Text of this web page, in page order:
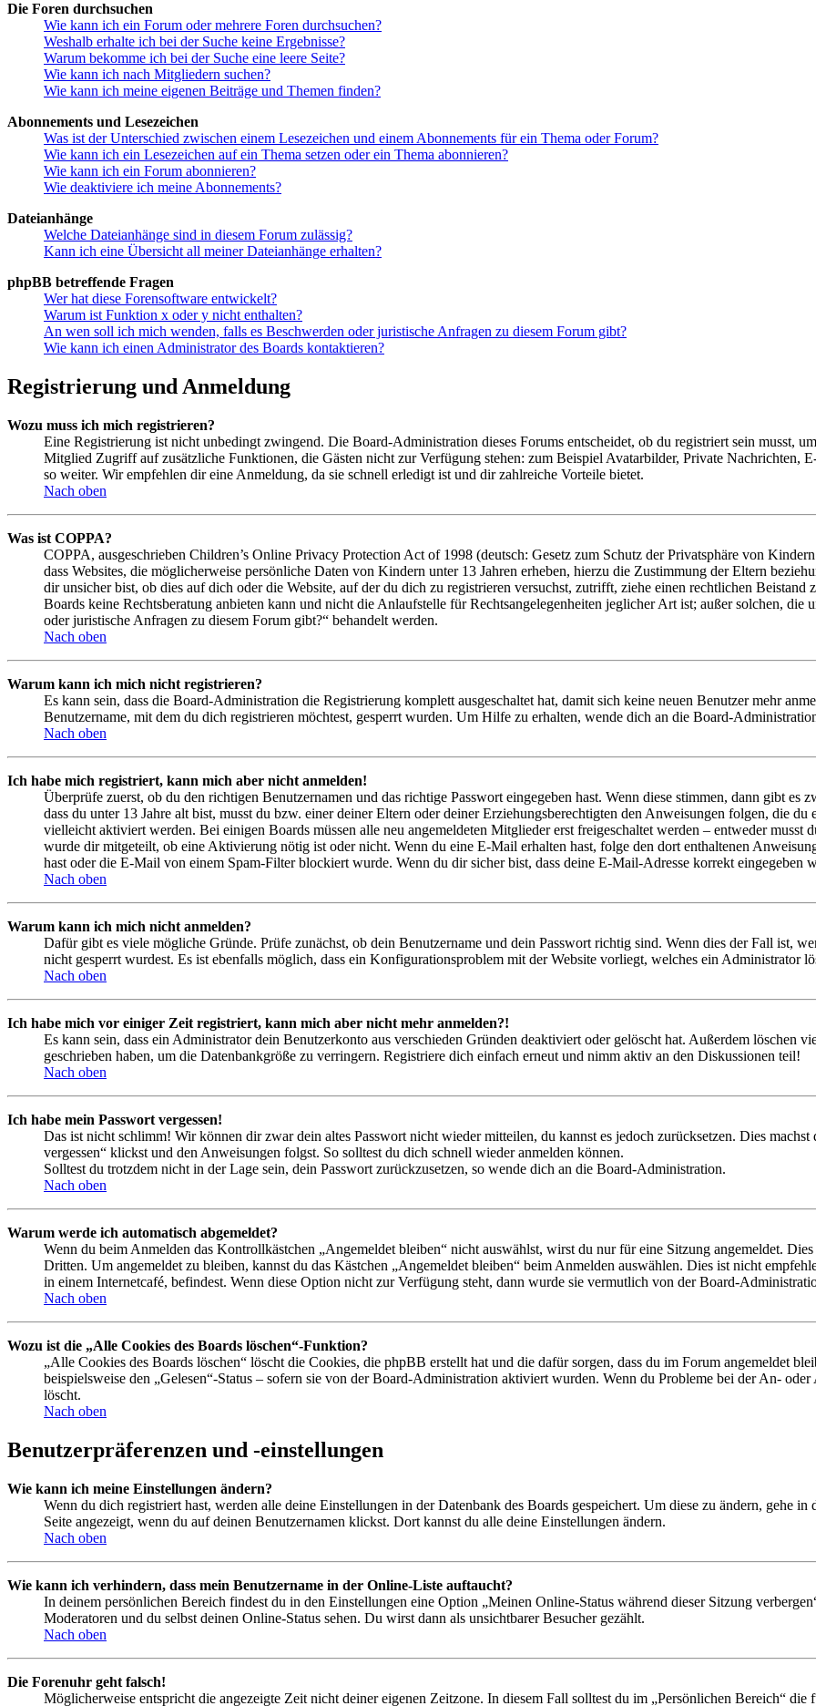
Die Foren durchsuchen
Wie kann ich ein Forum oder mehrere Foren durchsuchen?
Weshalb erhalte ich bei der Suche keine Ergebnisse?
Warum bekomme ich bei der Suche eine leere Seite?
Wie kann ich nach Mitgliedern suchen?
Wie kann ich meine eigenen Beiträge und Themen finden?
Abonnements und Lesezeichen
Was ist der Unterschied zwischen einem Lesezeichen und einem Abonnements für ein Thema oder Forum?
Wie kann ich ein Lesezeichen auf ein Thema setzen oder ein Thema abonnieren?
Wie kann ich ein Forum abonnieren?
Wie deaktiviere ich meine Abonnements?
Dateianhänge
Welche Dateianhänge sind in diesem Forum zulässig?
Kann ich eine Übersicht all meiner Dateianhänge erhalten?
phpBB betreffende Fragen
Wer hat diese Forensoftware entwickelt?
Warum ist Funktion x oder y nicht enthalten?
An wen soll ich mich wenden, falls es Beschwerden oder juristische Anfragen zu diesem Forum gibt?
Wie kann ich einen Administrator des Boards kontaktieren?
Registrierung und Anmeldung
Wozu muss ich mich registrieren?
Eine Registrierung ist nicht unbedingt zwingend. Die Board-Administration dieses Forums entscheidet, ob du registriert sein musst,
Mitglied Zugriff auf zusätzliche Funktionen, die Gästen nicht zur Verfügung stehen: zum Beispiel Avatarbilder, Private Nachrichten,
so weiter. Wir empfehlen dir eine Anmeldung, da sie schnell erledigt ist und dir zahlreiche Vorteile bietet.
Nach oben
Was ist COPPA?
COPPA, ausgeschrieben Children’s Online Privacy Protection Act of 1998 (deutsch: Gesetz zum Schutz der Privatsphäre von
dass Websites, die möglicherweise persönliche Daten von Kindern unter 13 Jahren erheben, hierzu die Zustimmung der Eltern
dir unsicher bist, ob dies auf dich oder die Website, auf der du dich zu registrieren versuchst, zutrifft, ziehe einen rechtlichen
Boards keine Rechtsberatung anbieten kann und nicht die Anlaufstelle für Rechtsangelegenheiten jeglicher Art ist; außer solchen,
oder juristische Anfragen zu diesem Forum gibt?“ behandelt werden.
Nach oben
Warum kann ich mich nicht registrieren?
Es kann sein, dass die Board-Administration die Registrierung komplett ausgeschaltet hat, damit sich keine neuen Benutzer mehr
Benutzername, mit dem du dich registrieren möchtest, gesperrt wurden. Um Hilfe zu erhalten, wende dich an die Board-
Nach oben
Ich habe mich registriert, kann mich aber nicht anmelden!
Überprüfe zuerst, ob du den richtigen Benutzernamen und das richtige Passwort eingegeben hast. Wenn diese stimmen, dann gibt es
dass du unter 13 Jahre alt bist, musst du bzw. einer deiner Eltern oder deiner Erziehungsberechtigten den Anweisungen folgen, die
vielleicht aktiviert werden. Bei einigen Boards müssen alle neu angemeldeten Mitglieder erst freigeschaltet werden – entweder musst
wurde dir mitgeteilt, ob eine Aktivierung nötig ist oder nicht. Wenn du eine E-Mail erhalten hast, folge den dort enthaltenen
hast oder die E-Mail von einem Spam-Filter blockiert wurde. Wenn du dir sicher bist, dass deine E-Mail-Adresse korrekt eingegeben
Nach oben
Warum kann ich mich nicht anmelden?
Dafür gibt es viele mögliche Gründe. Prüfe zunächst, ob dein Benutzername und dein Passwort richtig sind. Wenn dies der Fall ist,
nicht gesperrt wurdest. Es ist ebenfalls möglich, dass ein Konfigurationsproblem mit der Website vorliegt, welches ein Administrator
Nach oben
Ich habe mich vor einiger Zeit registriert, kann mich aber nicht mehr anmelden?!
Es kann sein, dass ein Administrator dein Benutzerkonto aus verschieden Gründen deaktiviert oder gelöscht hat. Außerdem löschen
geschrieben haben, um die Datenbankgröße zu verringern. Registriere dich einfach erneut und nimm aktiv an den Diskussionen teil!
Nach oben
Ich habe mein Passwort vergessen!
Das ist nicht schlimm! Wir können dir zwar dein altes Passwort nicht wieder mitteilen, du kannst es jedoch zurücksetzen. Dies
vergessen“ klickst und den Anweisungen folgst. So solltest du dich schnell wieder anmelden können.
Solltest du trotzdem nicht in der Lage sein, dein Passwort zurückzusetzen, so wende dich an die Board-Administration.
Nach oben
Warum werde ich automatisch abgemeldet?
Wenn du beim Anmelden das Kontrollkästchen „Angemeldet bleiben“ nicht auswählst, wirst du nur für eine Sitzung angemeldet.
Dritten. Um angemeldet zu bleiben, kannst du das Kästchen „Angemeldet bleiben“ beim Anmelden auswählen. Dies ist nicht
in einem Internetcafé, befindest. Wenn diese Option nicht zur Verfügung steht, dann wurde sie vermutlich von der Board-
Nach oben
Wozu ist die „Alle Cookies des Boards löschen“-Funktion?
„Alle Cookies des Boards löschen“ löscht die Cookies, die phpBB erstellt hat und die dafür sorgen, dass du im Forum angemeldet
beispielsweise den „Gelesen“-Status – sofern sie von der Board-Administration aktiviert wurden. Wenn du Probleme bei der An-
löscht.
Nach oben
Benutzerpräferenzen und -einstellungen
Wie kann ich meine Einstellungen ändern?
Wenn du dich registriert hast, werden alle deine Einstellungen in der Datenbank des Boards gespeichert. Um diese zu ändern, gehe
Seite angezeigt, wenn du auf deinen Benutzernamen klickst. Dort kannst du alle deine Einstellungen ändern.
Nach oben
Wie kann ich verhindern, dass mein Benutzername in der Online-Liste auftaucht?
In deinem persönlichen Bereich findest du in den Einstellungen eine Option „Meinen Online-Status während dieser Sitzung
Moderatoren und du selbst deinen Online-Status sehen. Du wirst dann als unsichtbarer Besucher gezählt.
Nach oben
Die Forenuhr geht falsch!
Möglicherweise entspricht die angezeigte Zeit nicht deiner eigenen Zeitzone. In diesem Fall solltest du im „Persönlichen Bereich“